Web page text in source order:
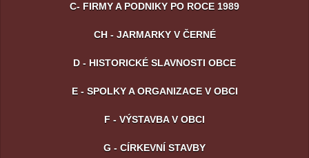
C- FIRMY A PODNIKY PO ROCE 1989
CH - JARMARKY V ČERNÉ
D - HISTORICKÉ SLAVNOSTI OBCE
E - SPOLKY A ORGANIZACE V OBCI
F - VÝSTAVBA V OBCI
G - CÍRKEVNÍ STAVBY